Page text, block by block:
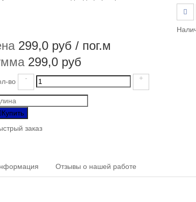
299,0 руб / пог.м
299,0 руб
во - +
Купить
заказ
Отзывы о нашей работе